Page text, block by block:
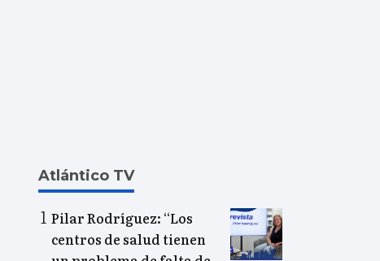
Atlántico TV
Pilar Rodríguez: “Los
centros de salud tienen